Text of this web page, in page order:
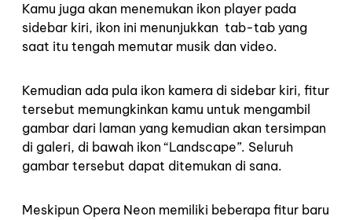
Kamu juga akan menemukan ikon player pada
sidebar kiri, ikon ini menunjukkan tab-tab yang
saat itu tengah memutar musik dan video.
Kemudian ada pula ikon kamera di sidebar kiri, fitur
tersebut memungkinkan kamu untuk mengambil
gambar dari laman yang kemudian akan tersimpan
di galeri, di bawah ikon “Landscape”. Seluruh
gambar tersebut dapat ditemukan di sana.
Meskipun Opera Neon memiliki beberapa fitur baru